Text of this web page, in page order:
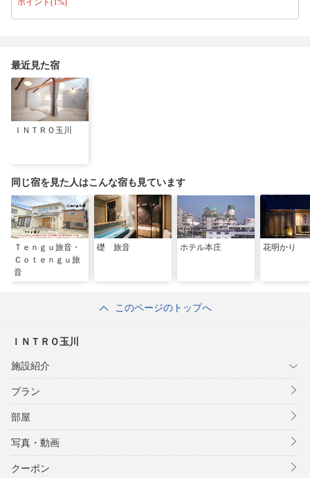
いただけます。
ポイント(1%)
最近見た宿
ＩＮＴＲＯ玉川
同じ宿を見た人はこんな宿も見ています
Ｔｅｎｇｕ旅音・
Ｃｏｔｅｎｇｕ旅
音
礎 旅音 ホテル本庄 花明かり
このページのトップへ
ＩＮＴＲＯ玉川
施設紹介
プラン
部屋
写真・動画
クーポン